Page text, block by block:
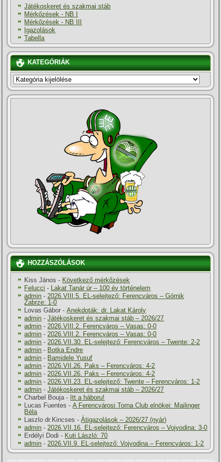
Játékoskeret és szakmai stáb
Mérkőzések - NB I
Mérkőzések - NB III
Igazolások
Tabella
KATEGÓRIÁK
KATEGÓRIÁK
HOZZÁSZÓLÁSOK
Kiss János - Következő mérkőzések
Felucci - Lakat Tanár úr – 100 év történelem
admin -2026.VIII.5. EL-selejtező: Ferencváros – Górnik
Zabrze: 1-0
Lovas Gábor -Anekdoták: dr. Lakat Károly
admin -Játékoskeret és szakmai stáb – 2026/27
admin -2026.VIII.2. Ferencváros – Vasas: 0-0
admin -2026.VIII.2. Ferencváros – Vasas: 0-0
admin -2026.VII.30. EL-selejtező: Ferencváros – Twente: 2-2
admin - Botka Endre
admin - Bamidele Yusuf
admin -2026.VII.26. Paks – Ferencváros: 4-2
admin -2026.VII.26. Paks – Ferencváros: 4-2
admin -2026.VII.23. EL-selejtező: Twente – Ferencváros: 1-2
admin -Játékoskeret és szakmai stáb – 2026/27
Charbel Bouja- Itt a háboru!
Lucas Fuentes -A Ferencvárosi Torna Club elnökei: Mailinger
Béla
Laszlo dr.Kincses -Átigazolások – 2026/27 (nyár)
admin -2026.VII.16. EL-selejtező: Ferencváros – Vojvodina: 3-0
Erdélyi Dodi - Kuti László: 70
admin -2026.VII.9. EL-selejtező: Vojvodina – Ferencváros: 1-2